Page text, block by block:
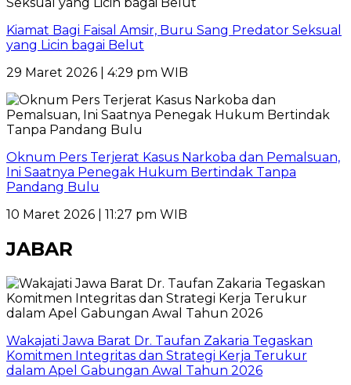
Kiamat Bagi Faisal Amsir, Buru Sang Predator Seksual
yang Licin bagai Belut
29 Maret 2026 | 4:29 pm WIB
Oknum Pers Terjerat Kasus Narkoba dan Pemalsuan,
Ini Saatnya Penegak Hukum Bertindak Tanpa
Pandang Bulu
10 Maret 2026 | 11:27 pm WIB
JABAR
Wakajati Jawa Barat Dr. Taufan Zakaria Tegaskan
Komitmen Integritas dan Strategi Kerja Terukur
dalam Apel Gabungan Awal Tahun 2026